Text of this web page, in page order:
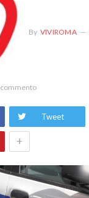
By VIVIROMA
Tweet
+